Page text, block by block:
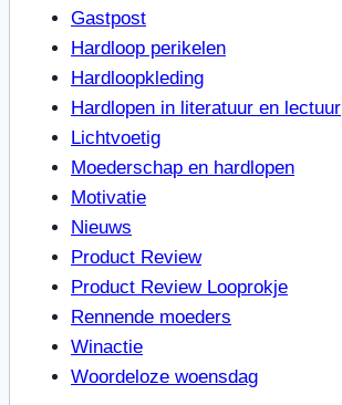
Gastpost
Hardloop perikelen
Hardloopkleding
Hardlopen in literatuur en lectuur
Lichtvoetig
Moederschap en hardlopen
Motivatie
Nieuws
Product Review
Product Review Looprokje
Rennende moeders
Winactie
Woordeloze woensdag